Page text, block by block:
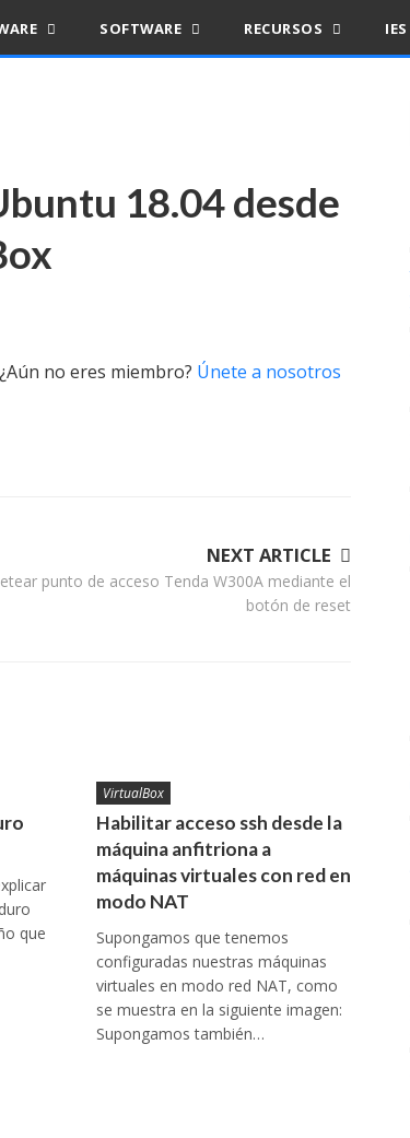
SOFTWARE RECURSOS IES
18.04 desde
no eres miembro? Únete a nosotros
NEXT ARTICLE
punto de acceso Tenda W300A mediante el
botón de reset
que
VirtualBox
Habilitar acceso ssh desde la
máquina anfitriona a
máquinas virtuales con red en
modo NAT
Supongamos que tenemos
configuradas nuestras máquinas
virtuales en modo red NAT, como
se muestra en la siguiente imagen:
Supongamos también…